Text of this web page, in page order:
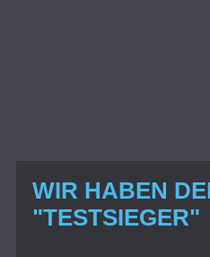
WIR HABEN
"TESTSIEGER"